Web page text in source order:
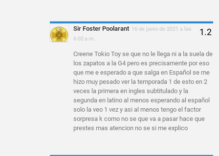
Sir Foster Poolarant 16 de junio de 2021 a las
6:02 a.m.
Creene Tokio Toy se que no le llega ni a la suela de
los zapatos a la G4 pero es precisamente por eso
que me e esperado a que salga en Español se me
hizo muy pesado ver la temporada 1 de esto en 2
veces la primera en ingles subtitulado y la
segunda en latino al menos esperando al español
solo la veo 1 vez y asi al menos tengo el factor
sorpresa k como no se que va a pasar hace que
prestes mas atencion no se si me explico